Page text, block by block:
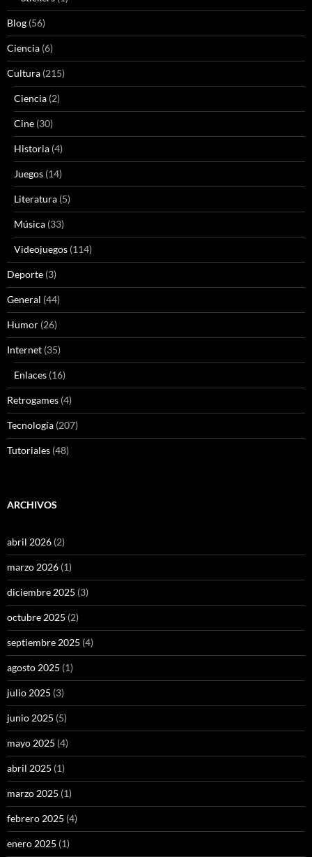
Blog (56)
Ciencia (6)
Cultura (215)
Ciencia (2)
Cine (30)
Historia (4)
Juegos (14)
Literatura (5)
Música (33)
Videojuegos (114)
Deporte (3)
General (44)
Humor (26)
Internet (35)
Enlaces (16)
Retrogames (4)
Tecnología (207)
Tutoriales (48)
ARCHIVOS
abril 2026 (2)
marzo 2026 (1)
diciembre 2025 (3)
octubre 2025 (2)
septiembre 2025 (4)
agosto 2025 (1)
julio 2025 (3)
junio 2025 (5)
mayo 2025 (4)
abril 2025 (1)
marzo 2025 (1)
febrero 2025 (4)
enero 2025 (1)